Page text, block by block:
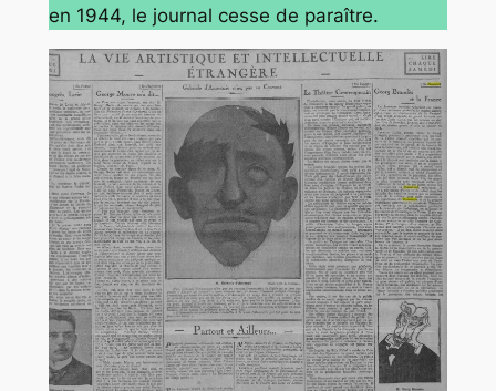
en 1944, le journal cesse de paraître.